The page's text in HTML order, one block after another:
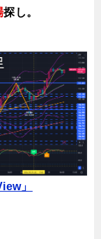
探し。
」